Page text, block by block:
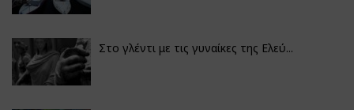
Στο γλέντι με τις γυναίκες της Ελεύ...